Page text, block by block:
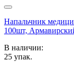
Напальчник
100шт,
В наличии:
25 упак.